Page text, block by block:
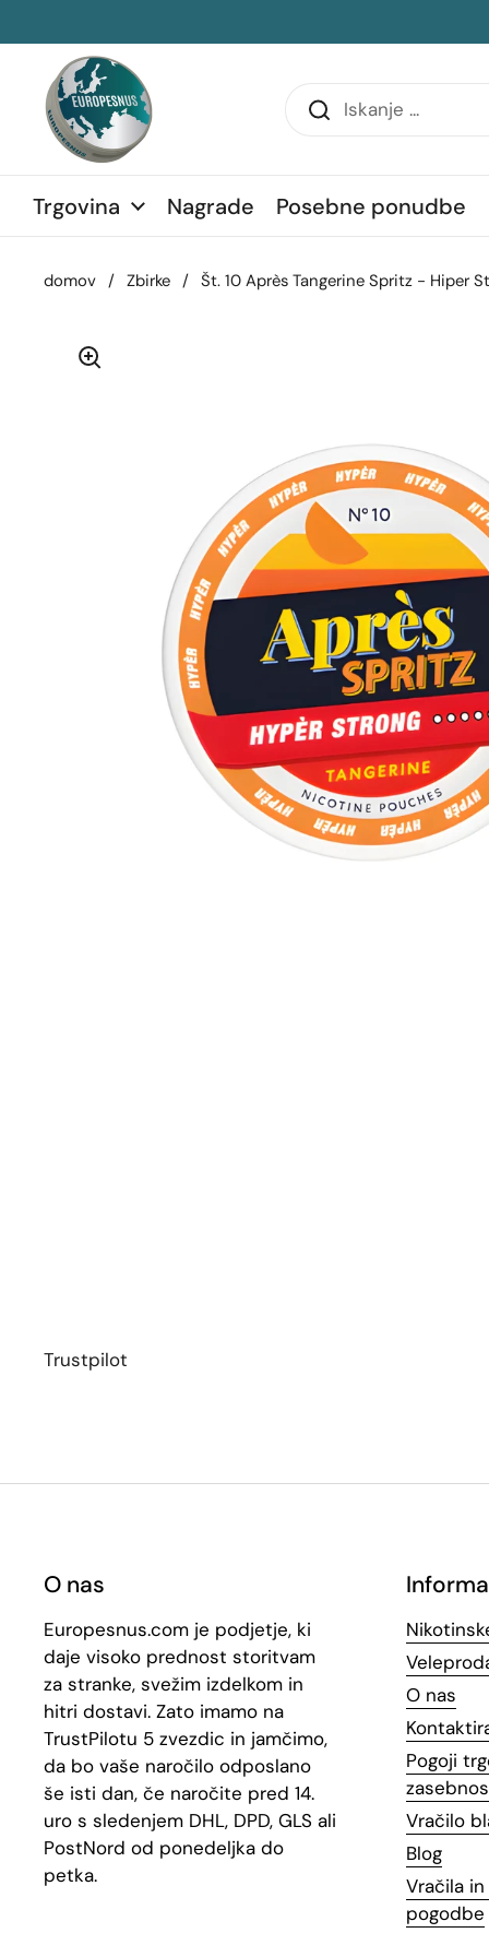
Trgovina Nagrade Posebne ponudbe
vrstico
domov / Zbirke / Št. 10 Après Tangerine Spritz - Hiper
Trustpilot
O nas
Europesnus.com je podjetje, ki
daje visoko prednost storitvam
za stranke, svežim izdelkom in
hitri dostavi. Zato imamo na
TrustPilotu 5 zvezdic in jamčimo,
da bo vaše naročilo odposlano
še isti dan, če naročite pred 14.
uro s sledenjem DHL, DPD, GLS ali
PostNord od ponedeljka do
petka.
O nas
Pogoji
Vračilo
Blog
Vračila
pogodbe